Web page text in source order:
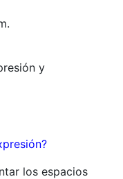
y
los espacios